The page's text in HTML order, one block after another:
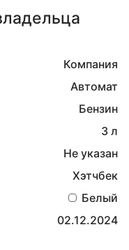
Компания
Автомат
Бензин
3 л
Не указан
Хэтчбек
Белый
02.12.2024